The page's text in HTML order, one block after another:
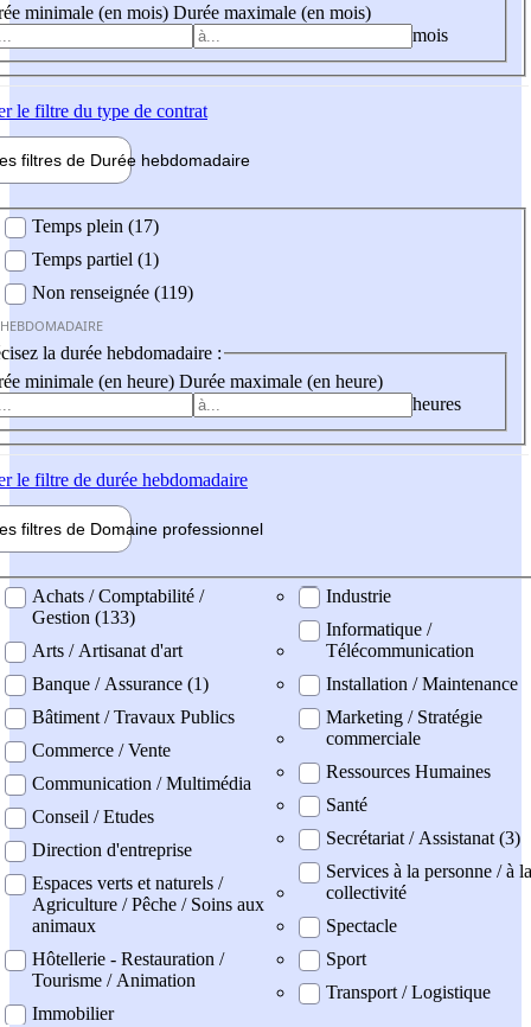
minimale (en mois) Durée maximale (en mois)
mois
le filtre du type de contrat
filtres de Durée hebdomadaire
Temps plein (17)
Temps partiel (1)
Non renseignée (119)
la durée hebdomadaire :
minimale (en heure) Durée maximale (en heure)
heures
le filtre de durée hebdomadaire
filtres de Domaine professionnel
professionel
Achats / Comptabilité /
Gestion (133)
Arts / Artisanat d'art
Banque / Assurance (1)
Bâtiment / Travaux Publics
Commerce / Vente
Communication / Multimédia
Conseil / Etudes
Direction d'entreprise
Espaces verts et naturels /
Agriculture / Pêche / Soins aux
animaux
Hôtellerie - Restauration /
Tourisme / Animation
Immobilier
Industrie
Informatique /
Télécommunication
Installation / Maintenance
Marketing / Stratégie
commerciale
Ressources Humaines
Santé
Secrétariat / Assistanat (3)
Services à la personne / à la
collectivité
Spectacle
Sport
Transport / Logistique